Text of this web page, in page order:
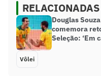
RELACIONADAS
Douglas Souza
comemora
Seleção: ‘Em
Vôlei